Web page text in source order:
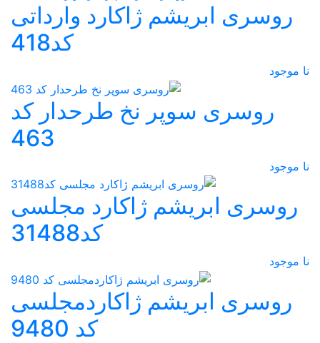
روسری ابریشم ژاکارد وارداتی
کد418
نا موجود
روسری سوپر نخ طرحدار کد
463
نا موجود
روسری ابریشم ژاکارد مجلسی
کد31488
نا موجود
روسری ابریشم ژاکاردمجلسی
کد 9480